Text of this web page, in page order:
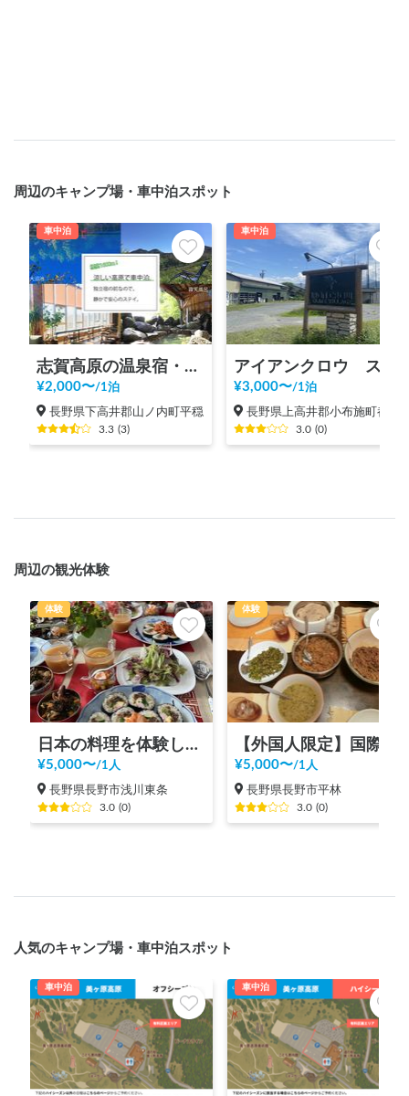
周辺のキャンプ場・車中泊スポット
車中泊
志賀高原の温泉宿・志賀スイスイン
¥2,000〜/1泊
長野県下高井郡山ノ内町平穏
3.3 (3)
車中泊
¥3,000〜/1泊
長野県上高井郡小布施町都住
3.0 (0)
周辺の観光体験
体験
日本の料理を体験しよう
¥5,000〜/1人
長野県長野市浅川東条
3.0 (0)
体験
¥5,000〜/1人
長野県長野市平林
3.0 (0)
人気のキャンプ場・車中泊スポット
車中泊 車中泊